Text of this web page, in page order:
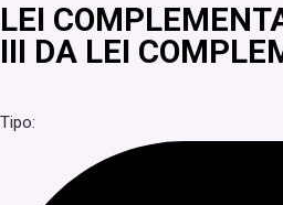
LEI
III DA LEI
Tipo: